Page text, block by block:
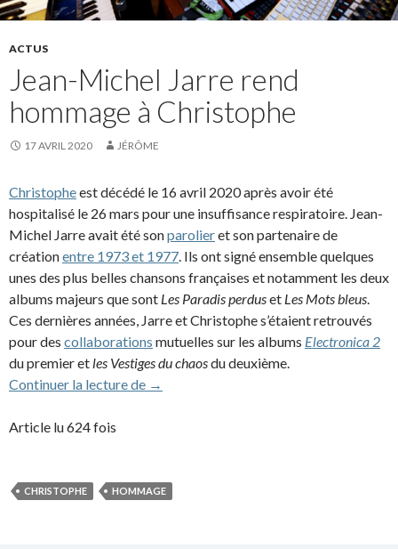
ACTUS
Jean-Michel Jarre rend
hommage à Christophe
17 AVRIL 2020 JÉRÔME
Christopheest décédé le 16 avril 2020 après avoir été
hospitalisé le 26 mars pour une insuffisance respiratoire. Jean-
Michel Jarre avait été sonparolieret son partenaire de
créationentre 1973 et 1977. Ils ont signé ensemble quelques
unes des plus belles chansons françaises et notamment les deux
albums majeurs que sont Les Paradis perduset Les Mots bleus.
Ces dernières années, Jarre et Christophe s’étaient retrouvés
pour des collaborations mutuelles sur les albums Electronica 2
du premier et les Vestiges du chaosdu deuxième.
Continuer la lecture de Jean-Michel Jarre rend hommage à
→
Article lu 624 fois
CHRISTOPHE HOMMAGE